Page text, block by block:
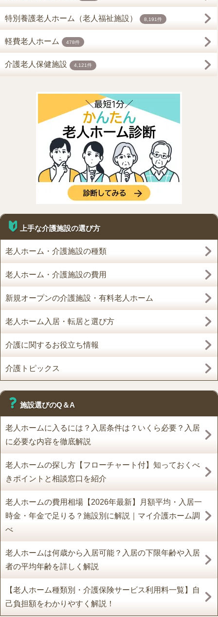
特別養護老人ホーム（老人福祉施設） 8,191件
軽費老人ホーム 478件
介護老人保健施設 4,121件
上手な介護施設の選び方
老人ホーム・介護施設の種類
老人ホーム・介護施設の費用
新規オープンの介護施設・有料老人ホーム
老人ホーム入居・転居と選び方
介護に関するお役立ち情報
介護トピックス
施設選びのQ＆A
老人ホームに入るには？入居条件は？いくら必要？入居
に必要な内容を徹底解説
老人ホームの探し方【フローチャート付】知っておくべ
きポイントと相談窓口を紹介
老人ホームの費用相場【2026年最新】月額平均・入居一
時金・年金で足りる？施設別に解説｜マイ介護ホーム調
べ
老人ホームは何歳から入居可能？入居の下限年齢や入居
者の平均年齢を詳しく解説
【老人ホーム種類別・介護保険サービス利用料一覧】自
己負担額をわかりやすく解説！